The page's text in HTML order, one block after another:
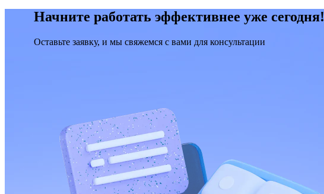
Начните работать эффективнее уже сегодня!
Оставьте заявку, и мы свяжемся с вами для консультации